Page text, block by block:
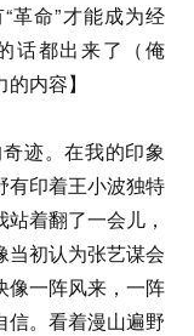
革命”才能成为经
话都出来了（俺
内容】
迹。在我的印象
有印着王小波独特
着翻了一会儿，
当初认为张艺谋会
像一阵风来，一阵
信。看着漫山遍野